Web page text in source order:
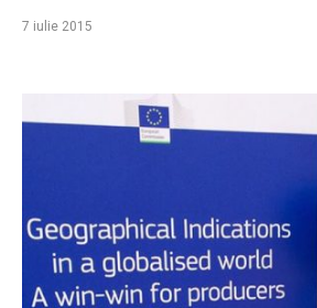
7 iulie 2015